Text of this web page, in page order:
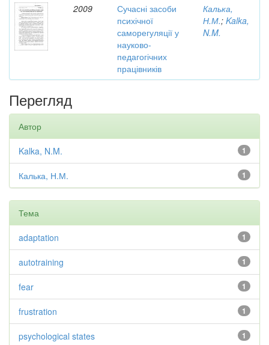
2009
Сучасні засоби
психічної
саморегуляції у
науково-
педагогічних
працівників
Калька,
Н.М.; Kalka,
N.M.
Перегляд
Автор
1
Kalka, N.M.
1
Калька, Н.М.
Тема
1
adaptation
1
autotraining
1
fear
1
frustration
1
psychological states